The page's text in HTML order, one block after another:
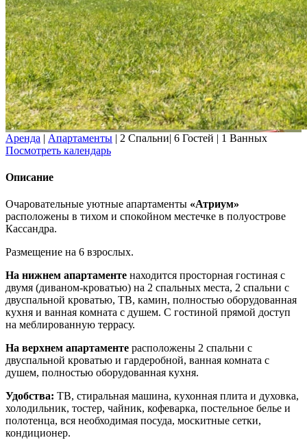
Аренда | Апартаменты | 2 Спальни| 6 Гостей | 1 Ванных
Посмотреть календарь
Описание
Очаровательные уютные апартаменты «Атриум»
расположены в тихом и спокойном местечке в полуострове
Кассандра.
Размещение на 6 взрослых.
На нижнем апартаменте находится просторная гостиная с
двумя (диваном-кроватью) на 2 спальных места, 2 спальни с
двуспальной кроватью, ТВ, камин, полностью оборудованная
кухня и ванная комната с душем. С гостиной прямой доступ
на меблированную террасу.
На верхнем апартаменте расположены 2 спальни с
двуспальной кроватью и гардеробной, ванная комната с
душем, полностью оборудованная кухня.
Удобства: ТВ, стиральная машина, кухонная плита и духовка,
холодильник, тостер, чайник, кофеварка, постельное белье и
полотенца, вся необходимая посуда, москитные сетки,
кондиционер.